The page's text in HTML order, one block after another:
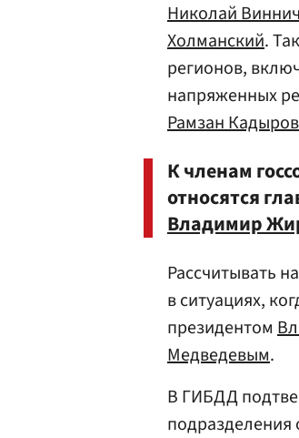
Николай
Холманский.
регионов,
напряженных
Рамзан Кадыров
К членам
относятся
Владимир
Рассчитывать
в ситуациях,
президентом
Медведевым.
В ГИБДД
подразделения